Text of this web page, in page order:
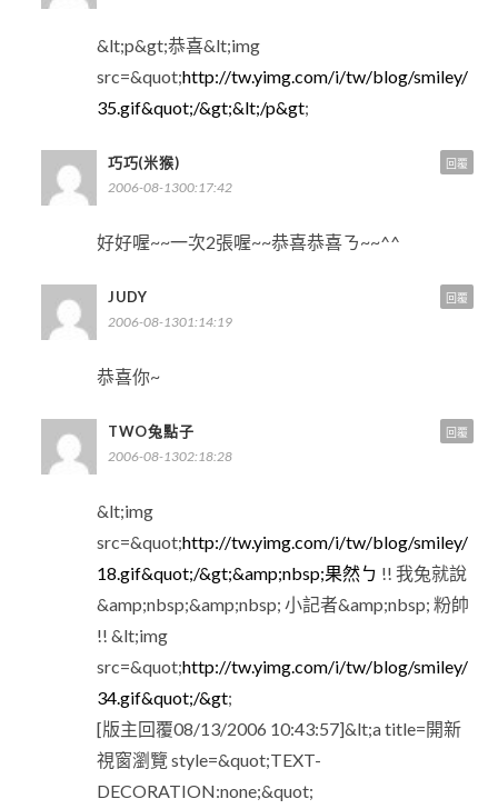
&lt;p&gt;恭喜&lt;img
src=&quot;http://tw.yimg.com/i/tw/blog/smiley/
35.gif&quot;/&gt;&lt;/p&gt;
巧巧(米猴)
2006-08-1300:17:42
好好喔~~一次2張喔~~恭喜恭喜ㄋ~~^^
回覆
JUDY
2006-08-1301:14:19
恭喜你~
回覆
TWO兔點子
2006-08-1302:18:28
&lt;img
src=&quot;http://tw.yimg.com/i/tw/blog/smiley/
18.gif&quot;/&gt;&amp;nbsp;果然ㄅ !! 我兔就說
&amp;nbsp;&amp;nbsp; 小記者&amp;nbsp; 粉帥
!! &lt;img
src=&quot;http://tw.yimg.com/i/tw/blog/smiley/
34.gif&quot;/&gt;
[版主回覆08/13/2006 10:43:57]&lt;a title=開新
視窗瀏覽 style=&quot;TEXT-
DECORATION:none;&quot;
回覆